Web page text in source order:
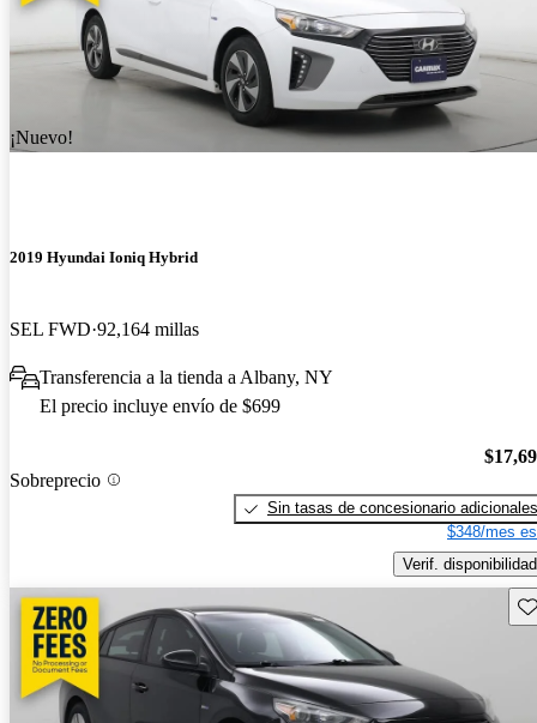
¡Nuevo!
2019 Hyundai Ioniq Hybrid
SEL FWD 92,164 millas
Transferencia a la tienda a Albany, NY
El precio incluye envío de $699
Sobreprecio
Sin tasas de concesionario adicionales
$348/mes
Verif. disponibilidad